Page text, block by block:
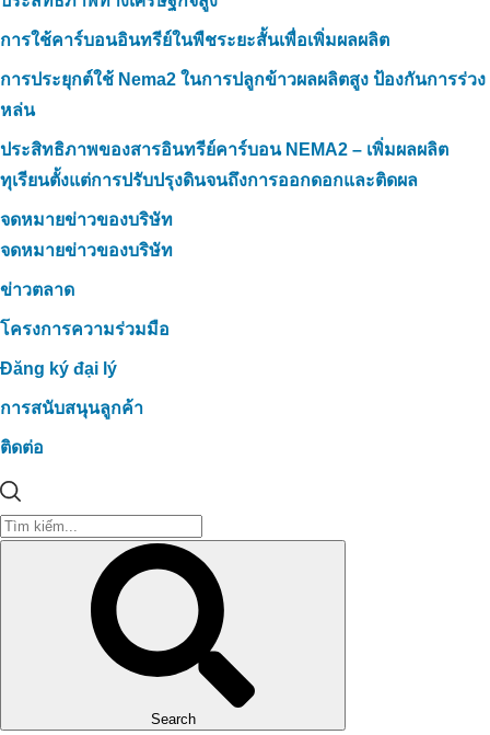
การใช้คาร์บอนอินทรีย์ในพืชระยะสั้นเพื่อเพิ่มผลผลิต
การประยุกต์ใช้ Nema2 ในการปลูกข้าวผลผลิตสูง ป้องกันการร่วง
หล่น
ประสิทธิภาพของสารอินทรีย์คาร์บอน NEMA2 – เพิ่มผลผลิต
ทุเรียนตั้งแต่การปรับปรุงดินจนถึงการออกดอกและติดผล
จดหมายข่าวของบริษัท
จดหมายข่าวของบริษัท
ข่าวตลาด
โครงการความร่วมมือ
Đăng ký đại lý
การสนับสนุนลูกค้า
ติดต่อ
Search